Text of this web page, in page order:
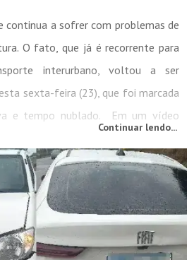
continua a sofrer com problemas de
O fato, que já é recorrente para
interurbano, voltou a ser
sexta-feira (23), que foi marcada
e tempo nublado. Em um vídeo
ao lado das cadeiras que...
Continuar lendo...